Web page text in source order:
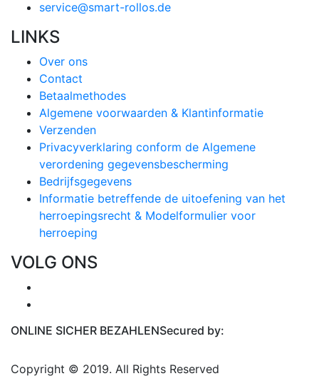
service@smart-rollos.de
LINKS
Over ons
Contact
Betaalmethodes
Algemene voorwaarden & Klantinformatie
Verzenden
Privacyverklaring conform de Algemene
verordening gegevensbescherming
Bedrijfsgegevens
Informatie betreffende de uitoefening van het
herroepingsrecht & Modelformulier voor
herroeping
VOLG ONS
Copyright © 2019. All Rights Reserved
ONLINE SICHER BEZAHLENSecured by: